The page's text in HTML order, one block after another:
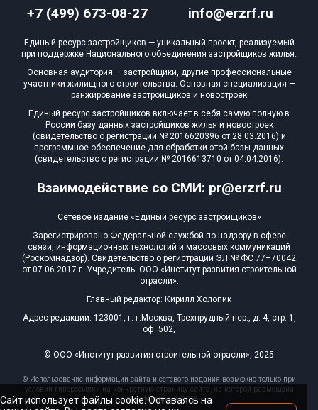
+7 (499) 673-08-27 info@erzrf.ru
Взаимодействие со СМИ: pr@erzrf.ru
Единый ресурс застройщиков — уникальный проект, реализуемый
при поддержке Национального объединения застройщиков жилья.
Основная аудитория — застройщики, другие профессиональные
участники жилищного строительства. Основная специализация —
ранжирование застройщиков и новостроек
Единый ресурс застройщиков включает в себя самую полную в
России базу данных застройщиков жилья и новостроек
(свидетельство о регистрации № 2016620396 от 28.03.2016) и
программное обеспечение для обработки этой базы данных
(свидетельство о регистрации № 2016613710 от 04.04.2016).
Сетевое издание «Единый ресурс застройщиков»
Зарегистрировано Федеральной службой по надзору в сфере
связи, информационных технологий и массовых коммуникаций
(Роскомнадзор). Свидетельство о регистрации ЭЛ № ФС 77–70042
от 07.06.2017 г. Учредитель: ООО «Институт развития строительной
отрасли».
Главный редактор: Кирилл Холопик
Адрес редакции: 123001, г. г.Москва, Трехпрудный пер., д. 4, стр. 1,
оф. 502,
© ООО «Институт развития строительной отрасли», 2025
© Использование информации сайта и сетевого издания возможно только при
условии гиперссылки на конкретную страницу сайта, на которой размещена
эта информация, 2025
Сайт использует файлы cookie. Оставаясь на